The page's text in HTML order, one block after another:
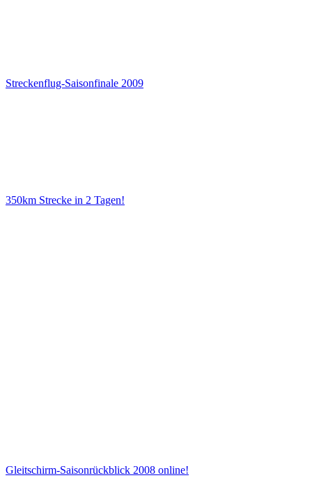
Streckenflug-Saisonfinale 2009
350km Strecke in 2 Tagen!
Gleitschirm-Saisonrückblick 2008 online!